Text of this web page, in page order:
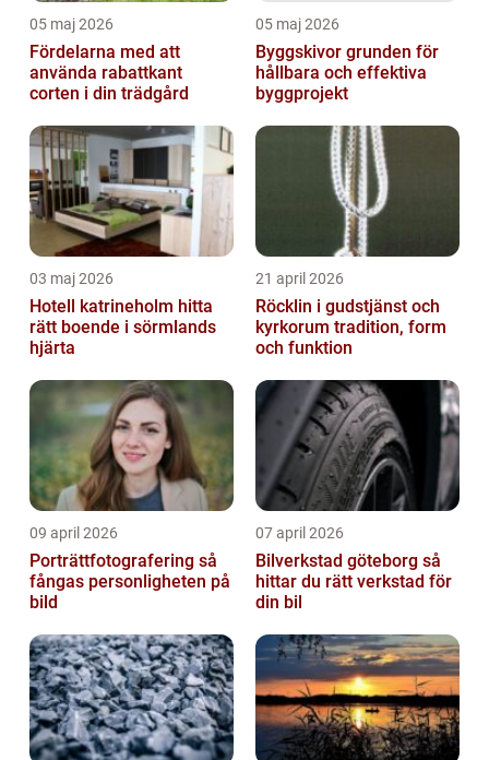
05 maj 2026
Fördelarna med att
använda rabattkant
corten i din trädgård
05 maj 2026
Byggskivor grunden för
hållbara och effektiva
byggprojekt
03 maj 2026
Hotell katrineholm hitta
rätt boende i sörmlands
hjärta
21 april 2026
Röcklin i gudstjänst och
kyrkorum tradition, form
och funktion
09 april 2026
Porträttfotografering så
fångas personligheten på
bild
07 april 2026
Bilverkstad göteborg så
hittar du rätt verkstad för
din bil